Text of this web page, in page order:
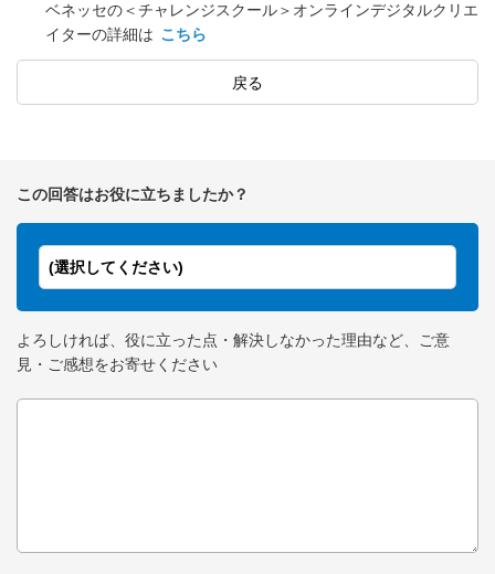
ベネッセの＜チャレンジスクール＞オンラインデジタルクリエ
イターの詳細は こちら
戻る
この回答はお役に立ちましたか？
(選択してください)
よろしければ、役に立った点・解決しなかった理由など、ご意
見・ご感想をお寄せください